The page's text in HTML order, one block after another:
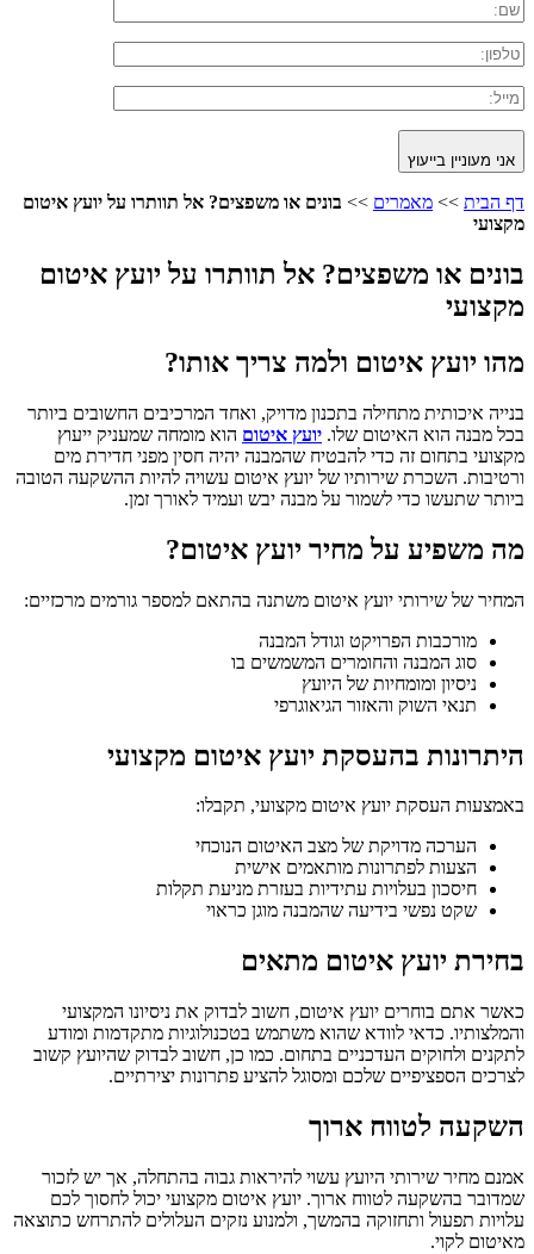
אני מעוניין בייעוץ
דף הבית >> מאמרים >> בונים או משפצים? אל תוותרו על יועץ איטום
מקצועי
בונים או משפצים? אל תוותרו על יועץ איטום
מקצועי
מהו יועץ איטום ולמה צריך אותו?
בנייה איכותית מתחילה בתכנון מדויק, ואחד המרכיבים החשובים ביותר
בכל מבנה הוא האיטום שלו. יועץ איטום הוא מומחה שמעניק ייעוץ
מקצועי בתחום זה כדי להבטיח שהמבנה יהיה חסין מפני חדירת מים
ורטיבות. השכרת שירותיו של יועץ איטום עשויה להיות ההשקעה הטובה
ביותר שתעשו כדי לשמור על מבנה יבש ועמיד לאורך זמן.
מה משפיע על מחיר יועץ איטום?
המחיר של שירותי יועץ איטום משתנה בהתאם למספר גורמים מרכזיים:
מורכבות הפרויקט וגודל המבנה
סוג המבנה והחומרים המשמשים בו
ניסיון ומומחיות של היועץ
תנאי השוק והאזור הגיאוגרפי
היתרונות בהעסקת יועץ איטום מקצועי
באמצעות העסקת יועץ איטום מקצועי, תקבלו:
הערכה מדויקת של מצב האיטום הנוכחי
הצעות לפתרונות מותאמים אישית
חיסכון בעלויות עתידיות בעזרת מניעת תקלות
שקט נפשי בידיעה שהמבנה מוגן כראוי
בחירת יועץ איטום מתאים
כאשר אתם בוחרים יועץ איטום, חשוב לבדוק את ניסיונו המקצועי
והמלצותיו. כדאי לוודא שהוא משתמש בטכנולוגיות מתקדמות ומודע
לתקנים ולחוקים העדכניים בתחום. כמו כן, חשוב לבדוק שהיועץ קשוב
לצרכים הספציפיים שלכם ומסוגל להציע פתרונות יצירתיים.
השקעה לטווח ארוך
אמנם מחיר שירותי היועץ עשוי להיראות גבוה בהתחלה, אך יש לזכור
שמדובר בהשקעה לטווח ארוך. יועץ איטום מקצועי יכול לחסוך לכם
עלויות תפעול ותחזוקה בהמשך, ולמנוע נזקים העלולים להתרחש כתוצאה
מאיטום לקוי.